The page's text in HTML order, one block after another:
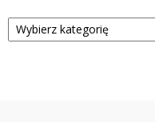
Kategorie